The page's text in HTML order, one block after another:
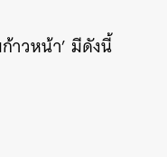
าวหน้า’ มีดังนี้